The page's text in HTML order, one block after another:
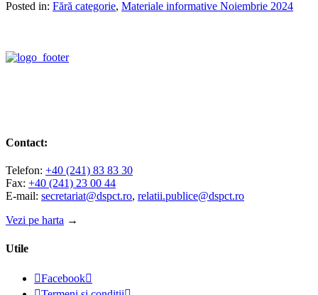
Posted in: Fără categorie, Materiale informative Noiembrie 2024
Contact:
Telefon: +40 (241) 83 83 30
Fax: +40 (241) 23 00 44
E-mail: secretariat@dspct.ro, relatii.publice@dspct.ro
Vezi pe harta →
Utile
Facebook